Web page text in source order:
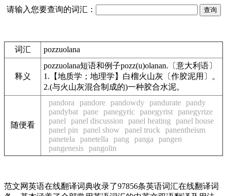
请输入您要查询的词汇：
词汇 pozzuolana
释义
pozzuolana短语和例子pozz(u)olanan.〔意大利语〕
1.【地质学；地理学】白榴火山灰〔作胶泥用〕。
2.(与火山灰混合制成的)一种胶合水泥。
随便看
pandora pandore pandowdy pandurate pandy
pandybat pane panegyric panegyrist panegyrize
panel
panel discussion panel heating
panel house
panel pin
panel show panel truck
panentheism
panetela
panetella pang panga
pangen
pangenesis pangolin
范文网英语在线翻译词典收录了97856条英语词汇在线翻译词